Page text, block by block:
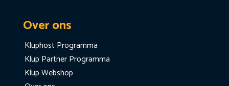
Over ons
Kluphost Programma
Klup Partner Programma
Klup Webshop